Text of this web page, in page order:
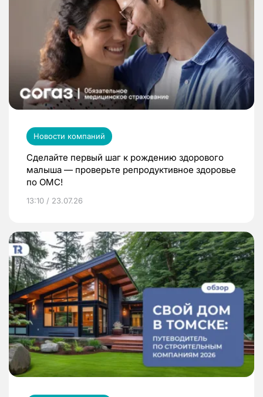
Новости компаний
Сделайте первый шаг к рождению здорового
малыша — проверьте репродуктивное здоровье
по ОМС!
13:10 / 23.07.26